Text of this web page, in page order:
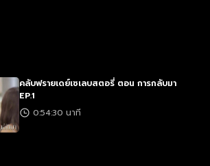
คลับฟรายเดย์เซเลบสตอรี่ ตอน การกลับมา
EP.1
0:54:30 นาที